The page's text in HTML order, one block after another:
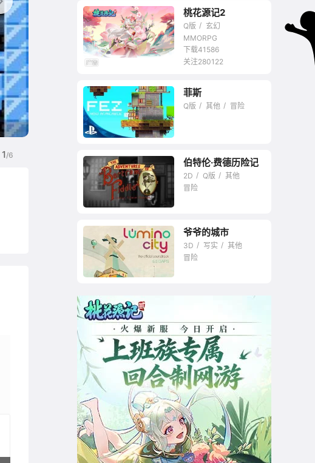
1/6
网游
桃花源记2
Q版
玄幻
MMORPG
下载41586
关注280122
菲斯
Q版 其他 冒险
伯特伦·费德历险记
2D Q版
其他
冒险
爷爷的城市
3D 写实
其他
冒险